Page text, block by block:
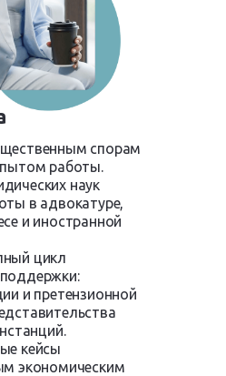
спорам
работы.
наук
в адвокатуре,
и иностранной
цикл
и претензионной
кейсы
экономическим